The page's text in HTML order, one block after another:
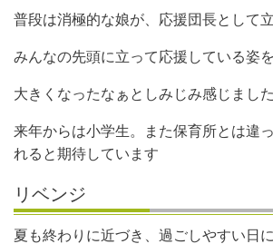
普段は消極的な娘が、応援団長として
みんなの先頭に立って応援している姿
大きくなったなぁとしみじみ感じました
来年からは小学生。また保育所とは違
れると期待しています
リベンジ
夏も終わりに近づき、過ごしやすい日